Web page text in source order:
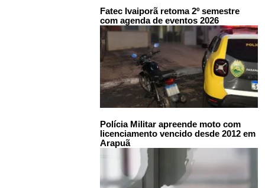
Fatec Ivaiporã retoma 2º semestre
com agenda de eventos 2026
Polícia Militar apreende moto com
licenciamento vencido desde 2012 em
Arapuã